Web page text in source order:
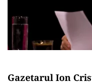
Gazetarul Ion